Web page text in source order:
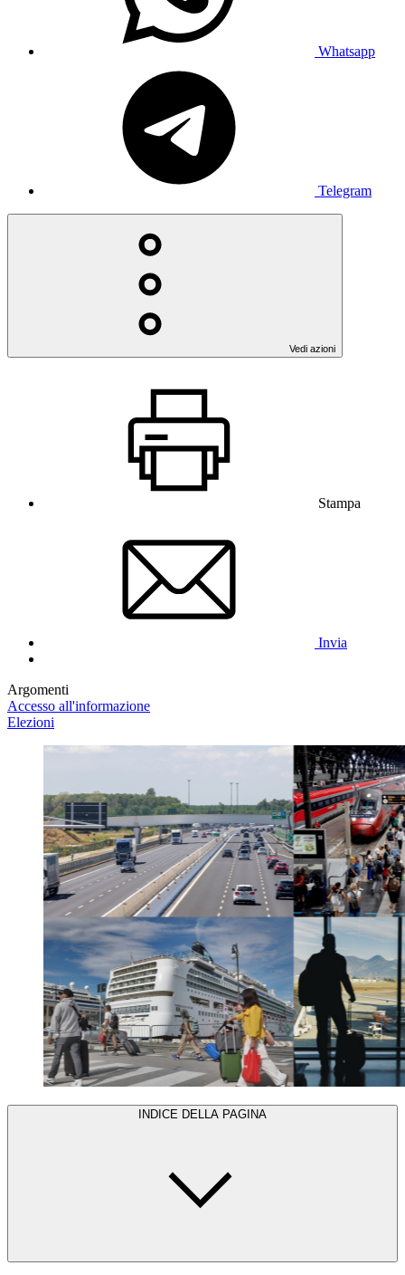
Whatsapp
Telegram
Vedi azioni
Stampa
Invia
Argomenti
Accesso all'informazione
Elezioni
INDICE DELLA PAGINA